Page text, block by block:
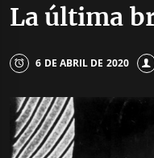
La última
6 DE ABRIL DE 2020